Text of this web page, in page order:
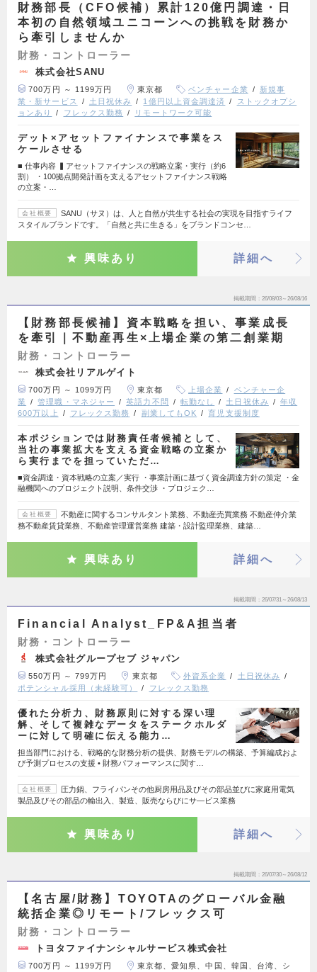
財務部長（CFO候補）累計120億円調達・日
本初の自然領域ユニコーンへの挑戦を財務か
ら牽引しませんか
財務・コントローラー
株式会社SANU
700万円 ～ 1199万円 東京都 ベンチャー企業
新規事
業・新サービス
土日祝休み 1億円以上資金調達済
ストックオプシ
ョンあり
フレックス勤務 リモートワーク可能
デット×アセットファイナンスで事業をス
ケールさせる
■ 仕事内容 ▍アセットファイナンスの戦略立案・実行（約6
割） ・100拠点開発計画を支えるアセットファイナンス戦略
の立案・…
会社概要
SANU（サヌ）は、人と自然が共生する社会の実現を目指すライフ
スタイルブランドです。「自然と共に生きる」をブランドコンセ…
興味あり 詳細へ
掲載期間 26/08/03～26/08/16
【財務部長候補】資本戦略を担い、事業成長
を牽引｜不動産再生×上場企業の第二創業期
財務・コントローラー
株式会社リアルゲイト
700万円 ～ 1099万円 東京都 上場企業
ベンチャー企
業
管理職・マネジャー 英語力不問 転勤なし 土日祝休み
年収
600万以上
フレックス勤務 副業してもOK 育児支援制度
本ポジションでは財務責任者候補として、
当社の事業拡大を支える資金戦略の立案か
ら実行までを担っていただ…
■資金調達・資本戦略の立案／実行 ・事業計画に基づく資金調達方針の策定 ・金
融機関へのプロジェクト説明、条件交渉 ・プロジェク…
会社概要
不動産に関するコンサルタント業務、不動産売買業務 不動産仲介業
務不動産賃貸業務、不動産管理運営業務 建築・設計監理業務、建築…
興味あり 詳細へ
掲載期間 26/07/31～26/08/13
Financial Analyst_FP&A担当者
財務・コントローラー
株式会社グループセブ ジャパン
550万円 ～ 799万円 東京都 外資系企業
土日祝休み
ポテンシャル採用（未経験可）
フレックス勤務
優れた分析力、財務原則に対する深い理
解、そして複雑なデータをステークホルダ
ーに対して明確に伝える能力…
担当部門における、戦略的な財務分析の提供、財務モデルの構築、予算編成およ
び予測プロセスの支援 • 財務パフォーマンスに関す…
会社概要
圧力鍋、フライパンその他厨房用品及びその部品並びに家庭用電気
製品及びその部品の輸出入、製造、販売ならびにサ―ビス業務
興味あり 詳細へ
掲載期間 26/07/30～26/08/12
【名古屋/財務】TOYOTAのグローバル金融
統括企業◎リモート/フレックス可
財務・コントローラー
トヨタファイナンシャルサービス株式会社
700万円 ～ 1199万円 東京都、愛知県、中国、韓国、台湾、シ